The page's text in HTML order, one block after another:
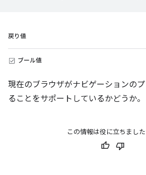
戻り値
ブール値
現在のブラウザがナビゲーションの
ることをサポートしているかどうか。
この情報は役に立ちました